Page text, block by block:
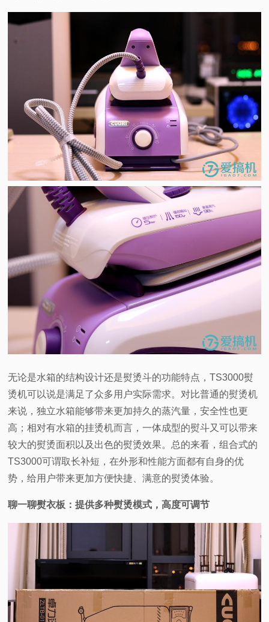
无论是水箱的结构设计还是熨烫斗的功能特点，TS3000熨
烫机可以说是满足了众多用户实际需求。对比普通的熨烫机
来说，独立水箱能够带来更加持久的蒸汽量，安全性也更
高；相对有水箱的挂烫机而言，一体成型的熨斗又可以带来
较大的熨烫面积以及出色的熨烫效果。总的来看，组合式的
TS3000可谓取长补短，在外形和性能方面都有自身的优
势，给用户带来更加方便快捷、满意的熨烫体验。
聊一聊熨衣板：提供多种熨烫模式，高度可调节